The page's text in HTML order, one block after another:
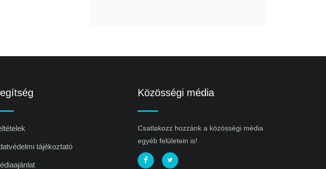
tájékoztató
Közösségi média
Csatlakozz hozzánk a közösségi média
egyéb felületein is!